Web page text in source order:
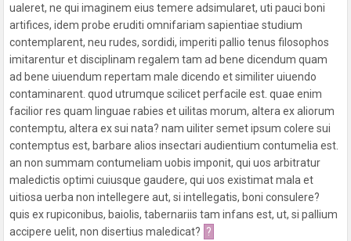
ualeret, ne qui imaginem eius temere adsimularet, uti pauci boni
artifices, idem probe eruditi omnifariam sapientiae studium
contemplarent, neu rudes, sordidi, imperiti pallio tenus filosophos
imitarentur et disciplinam regalem tam ad bene dicendum quam
ad bene uiuendum repertam male dicendo et similiter uiuendo
contaminarent. quod utrumque scilicet perfacile est. quae enim
facilior res quam linguae rabies et uilitas morum, altera ex aliorum
contemptu, altera ex sui nata? nam uiliter semet ipsum colere sui
contemptus est, barbare alios insectari audientium contumelia est.
an non summam contumeliam uobis imponit, qui uos arbitratur
maledictis optimi cuiusque gaudere, qui uos existimat mala et
uitiosa uerba non intellegere aut, si intellegatis, boni consulere?
quis ex rupiconibus, baiolis, tabernariis tam infans est, ut, si pallium
accipere uelit, non disertius maledicat? ?